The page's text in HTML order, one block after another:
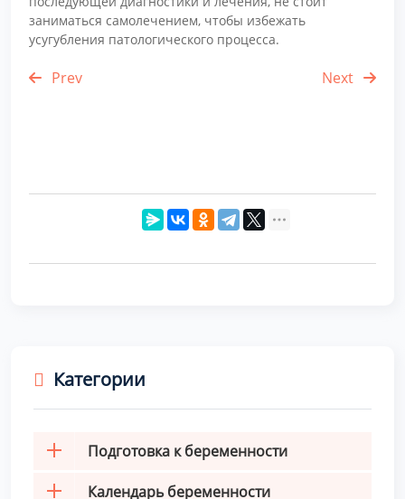
заниматься самолечением, чтобы избежать
усугубления патологического процесса.
Prev Next
Категории
Подготовка к беременности
Календарь беременности